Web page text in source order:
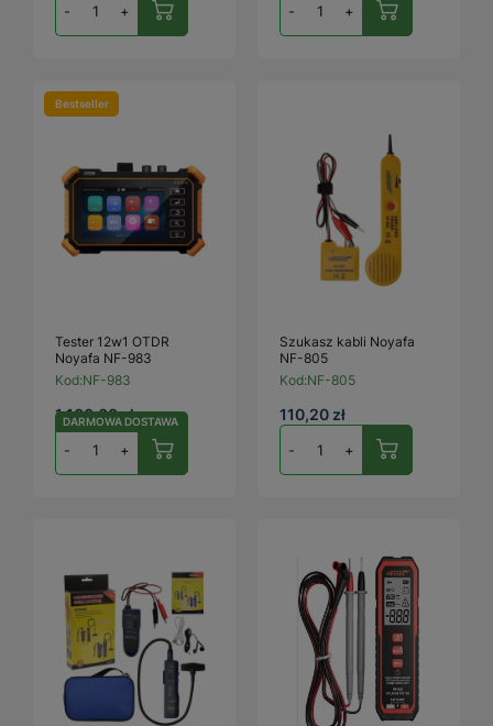
- + - +
Bestseller
Tester 12w1 OTDR
Noyafa NF-983
Kod:NF-983
1 100,00 zł
- +
DARMOWA DOSTAWA
Szukasz kabli Noyafa
NF-805
Kod:NF-805
110,20 zł
- +